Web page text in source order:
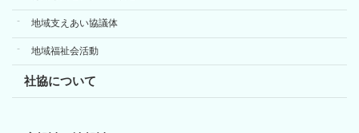
地域支えあい協議体
地域福祉会活動
社協について